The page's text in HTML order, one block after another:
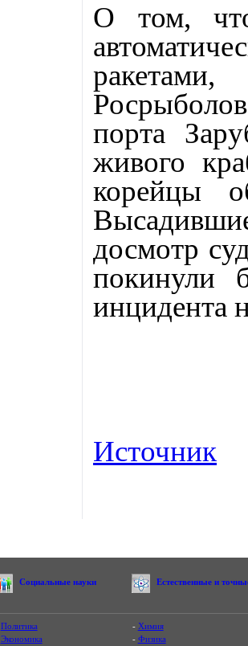
О том,
порта
живого
корейцы
досмотр
покинули
инцидента
Источник
Социальные науки Естественные и
Политика
Экономика
- Химия
- Физика